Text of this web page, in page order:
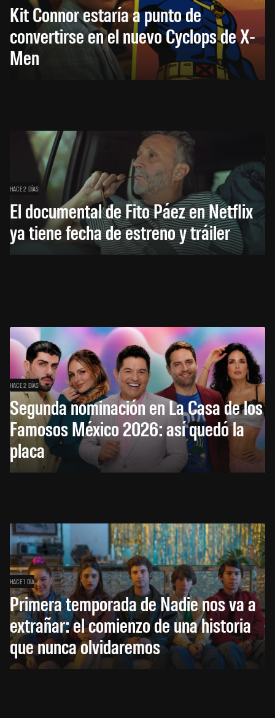
Kit Connor estaría a punto de
convertirse en el nuevo Cyclops de X-
Men
HACE 2 DÍAS
El documental de Fito Páez en Netflix
ya tiene fecha de estreno y tráiler
HACE 2 DÍAS
Segunda nominación en La Casa de los
Famosos México 2026: así quedó la
placa
HACE 1 DÍA
Primera temporada de Nadie nos va a
extrañar: el comienzo de una historia
que nunca olvidaremos